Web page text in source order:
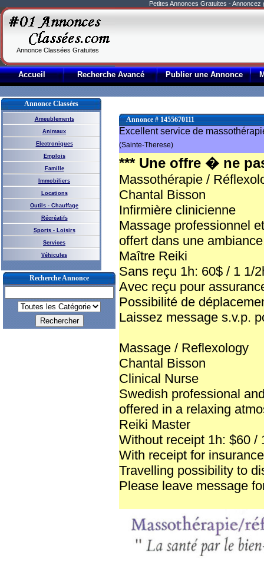
Petites Annonces Gratuites -
Annonce Classées Gratuites
Accueil Recherche Avancé Publier une Annonce
Annonce Classées
Ameublements
Animaux
Electroniques
Emplois
Famille
Immobiliers
Locations
Outils - Chauffage
Récréatifs
Sports - Loisirs
Services
Véhicules
Recherche Annonce
Annonce # 1455670111
Excellent service de
(Sainte-Therese)
*** Une offre � ne
Massothérapie /
Chantal Bisson
Infirmière clinicienne
Massage professionnel
offert dans une
Maître Reiki
Sans reçu 1h: 60$ / 1 1/
Avec reçu pour
Possibilité de
Laissez message s.v.p.
Massage / Reflexology
Chantal Bisson
Clinical Nurse
Swedish professional
offered in a relaxing
Reiki Master
Without receipt 1h: $60 /
With receipt for
Travelling possibility to
Please leave message